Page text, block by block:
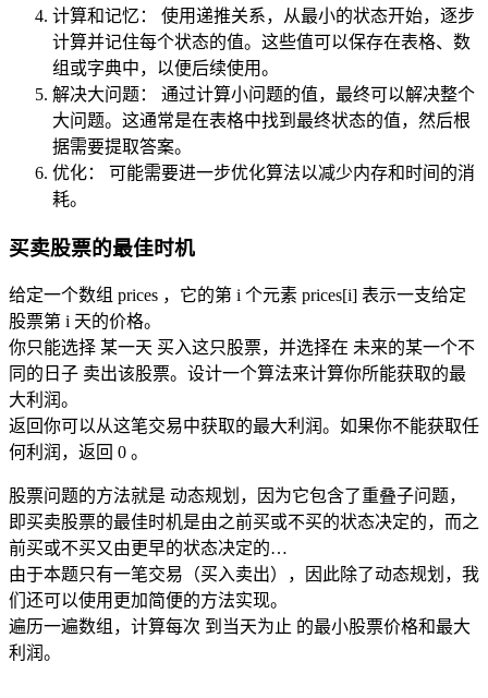
计算和记忆： 使用递推关系，从最小的状态开始，逐步
计算并记住每个状态的值。这些值可以保存在表格、数
组或字典中，以便后续使用。
解决大问题： 通过计算小问题的值，最终可以解决整个
大问题。这通常是在表格中找到最终状态的值，然后根
据需要提取答案。
优化： 可能需要进一步优化算法以减少内存和时间的消
耗。
买卖股票的最佳时机
给定一个数组 prices ，它的第 i 个元素 prices[i] 表示一支给定
股票第 i 天的价格。
你只能选择 某一天 买入这只股票，并选择在 未来的某一个不
同的日子 卖出该股票。设计一个算法来计算你所能获取的最
大利润。
返回你可以从这笔交易中获取的最大利润。如果你不能获取任
何利润，返回 0 。
股票问题的方法就是 动态规划，因为它包含了重叠子问题，
即买卖股票的最佳时机是由之前买或不买的状态决定的，而之
前买或不买又由更早的状态决定的…
由于本题只有一笔交易（买入卖出），因此除了动态规划，我
们还可以使用更加简便的方法实现。
遍历一遍数组，计算每次 到当天为止 的最小股票价格和最大
利润。